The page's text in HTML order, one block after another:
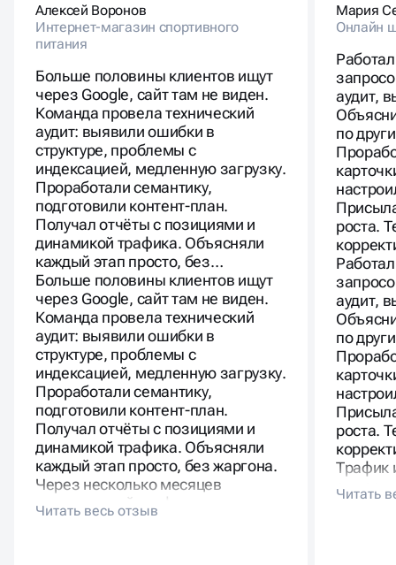
Алексей Воронов
Интернет-магазин спортивного
питания
Больше половины клиентов ищут
через Google, сайт там не виден.
Команда провела технический
аудит: выявили ошибки в
структуре, проблемы с
индексацией, медленную загрузку.
Проработали семантику,
подготовили контент-план.
Получал отчёты с позициями и
динамикой трафика. Объясняли
каждый этап просто, без…
Больше половины клиентов ищут
через Google, сайт там не виден.
Команда провела технический
аудит: выявили ошибки в
структуре, проблемы с
индексацией, медленную загрузку.
Проработали семантику,
подготовили контент-план.
Получал отчёты с позициями и
динамикой трафика. Объясняли
каждый этап просто, без жаргона.
Через несколько месяцев
органический трафик вырос
заметно, появились заявки с
Мария
Онлайн
аудит,
по
роста.
аудит,
по
роста.
Трафик
новой